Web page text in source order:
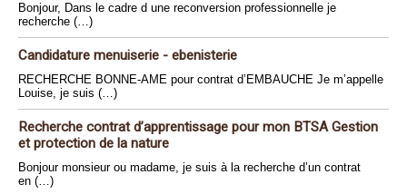
Bonjour, Dans le cadre d une reconversion professionnelle je
recherche (…)
Candidature menuiserie - ebenisterie
RECHERCHE BONNE-AME pour contrat d’EMBAUCHE Je m’appelle
Louise, je suis (…)
Recherche contrat d’apprentissage pour mon BTSA Gestion
et protection de la nature
Bonjour monsieur ou madame, je suis à la recherche d’un contrat
en (…)